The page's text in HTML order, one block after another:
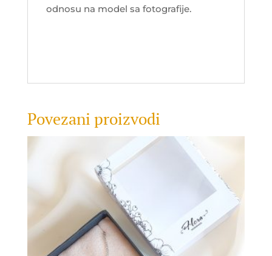
odnosu na model sa fotografije.
Povezani proizvodi